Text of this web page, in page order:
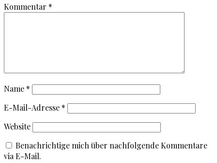
Kommentar *
Name *
E-Mail-Adresse *
Website
Benachrichtige mich über nachfolgende Kommentare
via E-Mail.